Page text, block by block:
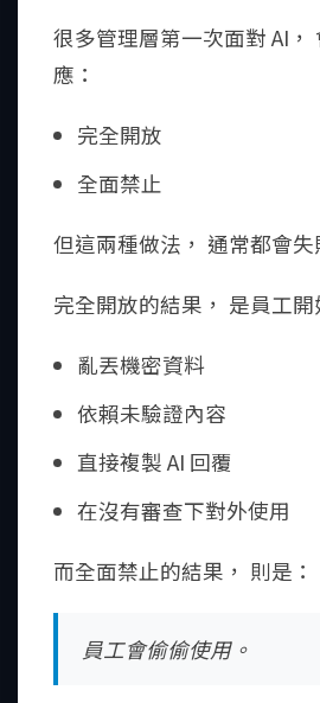
很多管理層第一次面對 AI，
應：
完全開放
全面禁止
但這兩種做法， 通常都會失
完全開放的結果， 是員工開
亂丟機密資料
依賴未驗證內容
直接複製 AI 回覆
在沒有審查下對外使用
而全面禁止的結果， 則是：
員工會偷偷使用。